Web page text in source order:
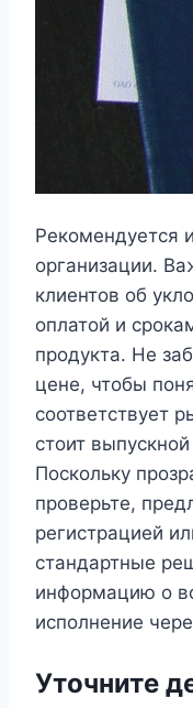
Рекомендуется
организации.
клиентов об
оплатой и
продукта. Не
цене, чтобы
соответствует
стоит
Поскольку
проверьте,
регистрацией
стандартные
информацию о
исполнение
Уточните